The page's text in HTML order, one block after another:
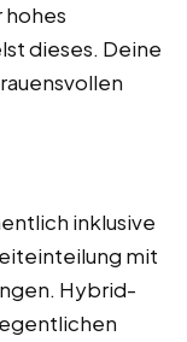
hohes
dieses. Deine
inklusive
mit
Hybrid-